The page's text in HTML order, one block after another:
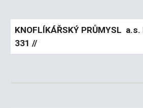
KNOFLÍKÁŘSKÝ PRŮMYSL a.s.
331 //